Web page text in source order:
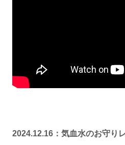
2024.12.16：気血水のお守り